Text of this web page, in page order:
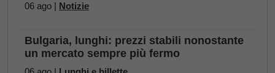
06 ago | Notizie
Bulgaria, lunghi: prezzi stabili nonostante
un mercato sempre più fermo